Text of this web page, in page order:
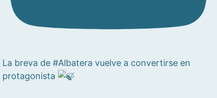
La breva de #Albatera vuelve a convertirse en
protagonista